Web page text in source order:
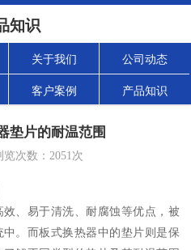
知识
关于我们 公司动态
客户案例 产品知识
垫片的耐温范围
览次数： 2051次
、易于清洗、耐腐蚀等优点，被
。而板式换热器中的垫片则是保